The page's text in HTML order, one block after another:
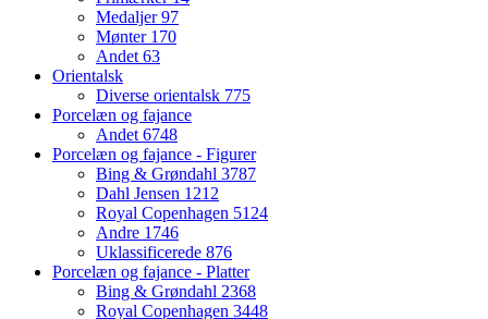
Medaljer97
Mønter 170
Andet63
Orientalsk
Diverse orientalsk 775
Porcelæn og fajance
Andet6748
Porcelæn og fajance - Figurer
Bing & Grøndahl 3787
Dahl Jensen 1212
Royal Copenhagen 5124
Andre 1746
Uklassificerede 876
Porcelæn og fajance - Platter
Bing & Grøndahl 2368
Royal Copenhagen 3448